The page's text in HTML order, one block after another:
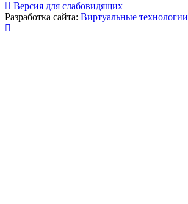
Версия для слабовидящих
Разработка сайта: Виртуальные технологии